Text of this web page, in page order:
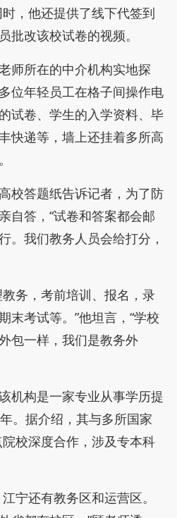
，他还提供了线下代签到
批改该校试卷的视频。
师所在的中介机构实地探
位年轻员工在格子间操作电
试卷、学生的入学资料、毕
快递等，墙上还挂着多所高
校答题纸告诉记者，为了防
自答，“试卷和答案都会邮
。我们教务人员会给打分，
务，考前培训、报名，录
末考试等。”他坦言，“学校
包一样，我们是教务外
机构是一家专业从事学历提
。据介绍，其与多所国家
校深度合作，涉及专本科
宁还有教务区和运营区。